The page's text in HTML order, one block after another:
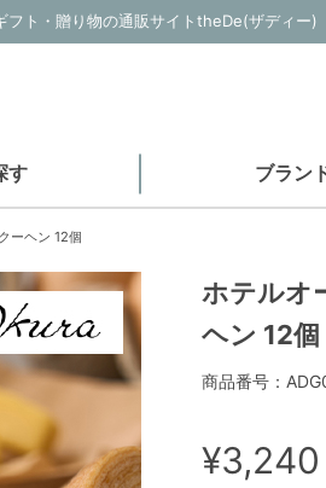
フト・贈り物の通販サイトtheDe(ザディー)
す ブラン
ーヘン 12個
ホテルオ
ヘン 12個
商品番号：
¥3,240